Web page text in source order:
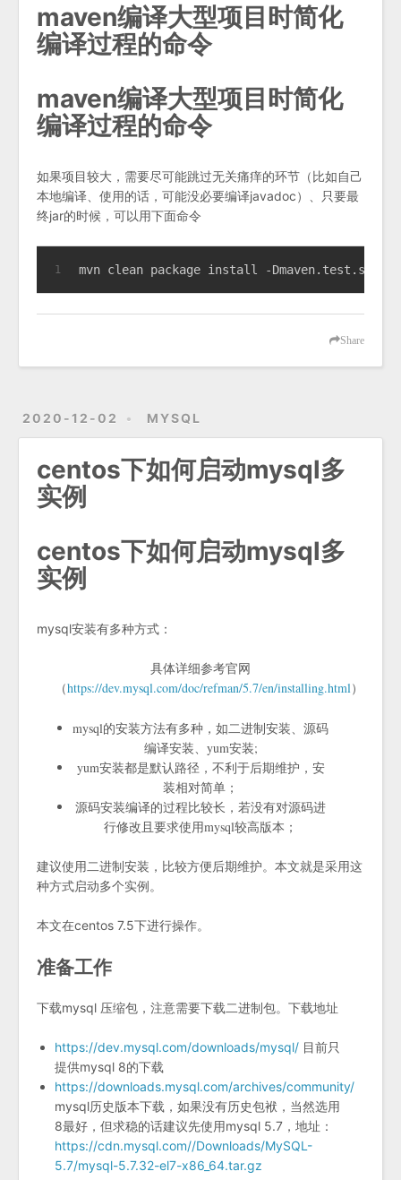
maven编译大型项目时简化
编译过程的命令
maven编译大型项目时简化
编译过程的命令
如果项目较大，需要尽可能跳过无关痛痒的环节（比如自己
本地编译、使用的话，可能没必要编译javadoc）、只要最
终jar的时候，可以用下面命令
1 mvn clean package install -
Share
2020-12-02 MYSQL
centos下如何启动mysql多
实例
centos下如何启动mysql多
实例
mysql安装有多种方式：
具体详细参考官网
（https://dev.mysql.com/doc/refman/5.7/en/installing.html）
mysql的安装方法有多种，如二进制安装、源码
编译安装、yum安装;
yum安装都是默认路径，不利于后期维护，安
装相对简单；
源码安装编译的过程比较长，若没有对源码进
行修改且要求使用mysql较高版本；
建议使用二进制安装，比较方便后期维护。本文就是采用这
种方式启动多个实例。
本文在centos 7.5下进行操作。
准备工作
下载mysql 压缩包，注意需要下载二进制包。下载地址
https://dev.mysql.com/downloads/mysql/ 目前只
提供mysql 8的下载
https://downloads.mysql.com/archives/community/
mysql历史版本下载，如果没有历史包袱，当然选用
8最好，但求稳的话建议先使用mysql 5.7，地址：
https://cdn.mysql.com//Downloads/MySQL-
5.7/mysql-5.7.32-el7-x86_64.tar.gz